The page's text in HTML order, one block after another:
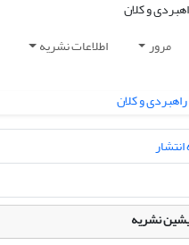
مرور اطلاعات نشریه
نشریه